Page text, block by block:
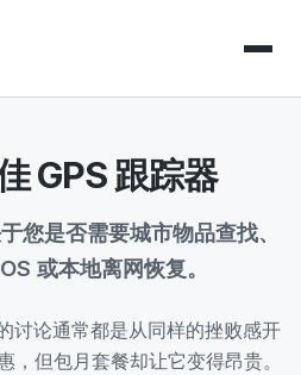
GPS 跟踪器
您是否需要城市物品查找、
或本地离网恢复。
讨论通常都是从同样的挫败感开
，但包月套餐却让它变得昂贵。